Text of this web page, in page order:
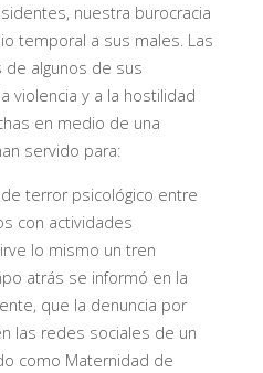
nuestra burocracia
temporal a sus males. Las
de algunos de sus
violencia y a la hostilidad
en medio de una
servido para:
terror psicológico entre
con actividades
lo mismo un tren
atrás se informó en la
que la denuncia por
las redes sociales de un
como Maternidad de